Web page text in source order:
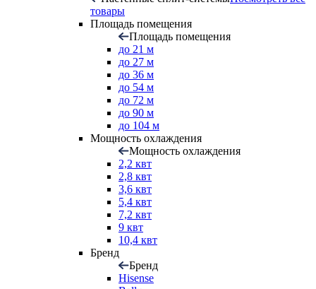
товары
Площадь помещения
Площадь помещения
до 21 м
до 27 м
до 36 м
до 54 м
до 72 м
до 90 м
до 104 м
Мощность охлаждения
Мощность охлаждения
2,2 квт
2,8 квт
3,6 квт
5,4 квт
7,2 квт
9 квт
10,4 квт
Бренд
Бренд
Hisense